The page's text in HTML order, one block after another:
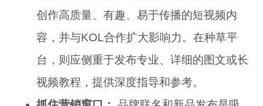
创作高质量、有趣、易于传播的短视频内
容，并与KOL合作扩大影响力。在种草平
台，则应侧重于发布专业、详细的图文或长
视频教程，提供深度指导和参考。